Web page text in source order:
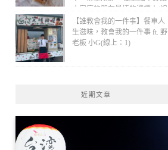
小家庭的朋友最棒的選擇！(線
上：1)
【誰教會我的一件事】餐車人
生滋味，教會我的一件事 ft. 野
老板 小G(線上：1)
近期文章